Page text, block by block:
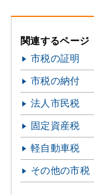
関連するページ
市税の証明
市税の納付
法人市民税
固定資産税
軽自動車税
その他の市税